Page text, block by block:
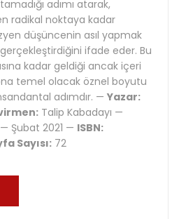
adımı atarak,
radikal noktaya kadar
düşüncenin asıl yapmak
ifade eder. Bu
kadar geldiği ancak içeri
temel olacak öznel boyutu
adımdır. — Yazar:
Talip Kabadayı —
— Şubat 2021 — ISBN:
Sayısı: 72